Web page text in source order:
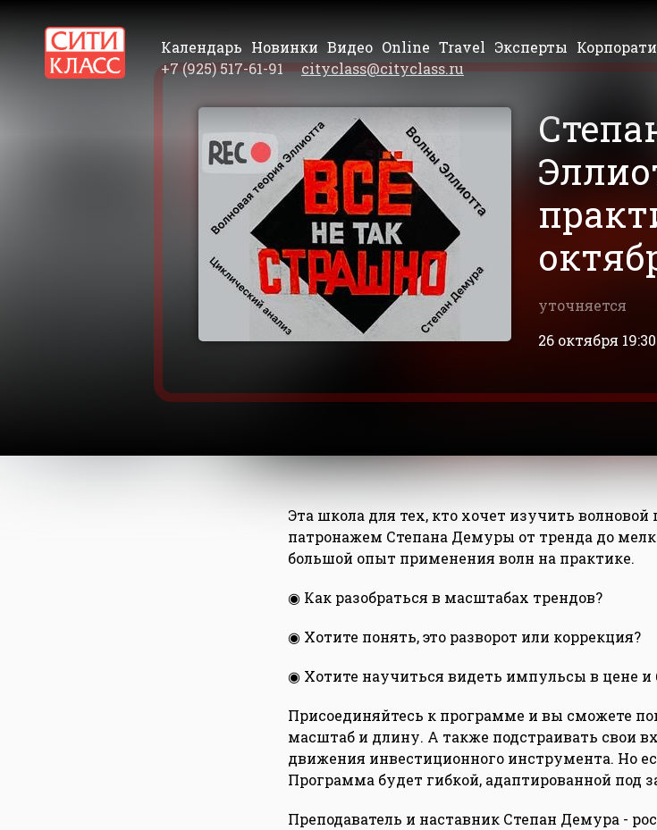
Календарь Новинки Видео Online Travel Эксперты
+7 (925) 517-61-91
cityclass@cityclass.ru
уточняется
26 октября 19:30
Эта школа для тех, кто хочет изучить
патронажем Степана Демуры от тренда до
большой опыт применения волн на практике.
◉ Как разобраться в масштабах трендов?
◉ Хотите понять, это разворот или коррекция?
◉ Хотите научиться видеть импульсы в цене
Присоединяйтесь к программе и вы сможете
масштаб и длину. А также подстраивать свои
движения инвестиционного инструмента. Но
Программа будет гибкой, адаптированной под
Преподаватель и наставник Степан Демура -